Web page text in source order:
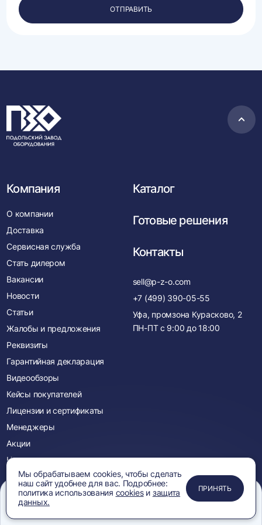
персональных
данных.
ОТПРАВИТЬ
ПРИМЕНИТЬ
ЗАКРЫТЬ
ЗАКРЫТЬ
ЗАКРЫТЬ
Мы обрабатываем cookies, чтобы сделать
наш сайт удобнее для вас. Подробнее:
политика использования cookiesи защита
данных.
ПРИНЯТЬ
в
Компания
О компании
Доставка
Сервисная служба
Стать дилером
Вакансии
Новости
Статьи
Жалобы и предложения
Реквизиты
Гарантийная декларация
Видеообзоры
Кейсы покупателей
Лицензии и сертификаты
Менеджеры
Акции
Новинки
Каталог
Готовые решения
Контакты
sell@p-z-o.com
+7 (499) 390-05-55
Уфа, промзона Курасково, 2
ПН-ПТ с 9:00 до 18:00
Мы в соцсетях:
Вы
перейдете перейдете